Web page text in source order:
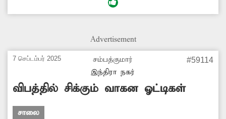
மின்கம்பம் அகற்றப்படுமா? -சரவணன்,
Advertisement
7 செப்டம்பர் 2025
சம்பத்குமார்
இந்திரா நகர்
#59114
விபத்தில் சிக்கும் வாகன ஓட்டிகள்
சாலை